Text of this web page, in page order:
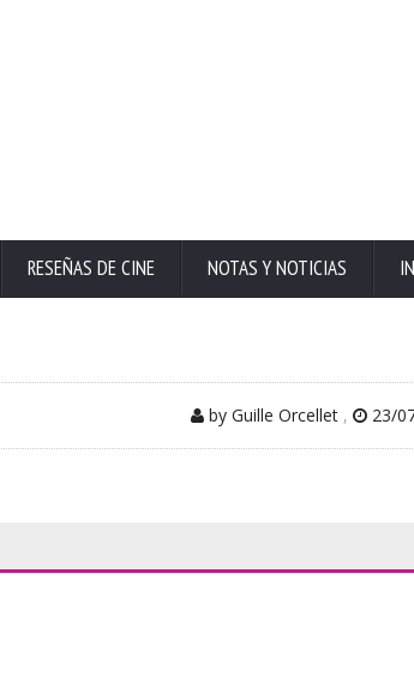
RESEÑAS DE CINE NOTAS Y NOTICIAS
by Guille Orcellet , 23/